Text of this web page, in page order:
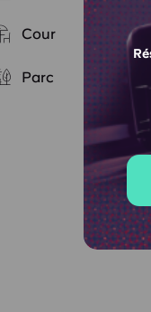
Cour
Parc